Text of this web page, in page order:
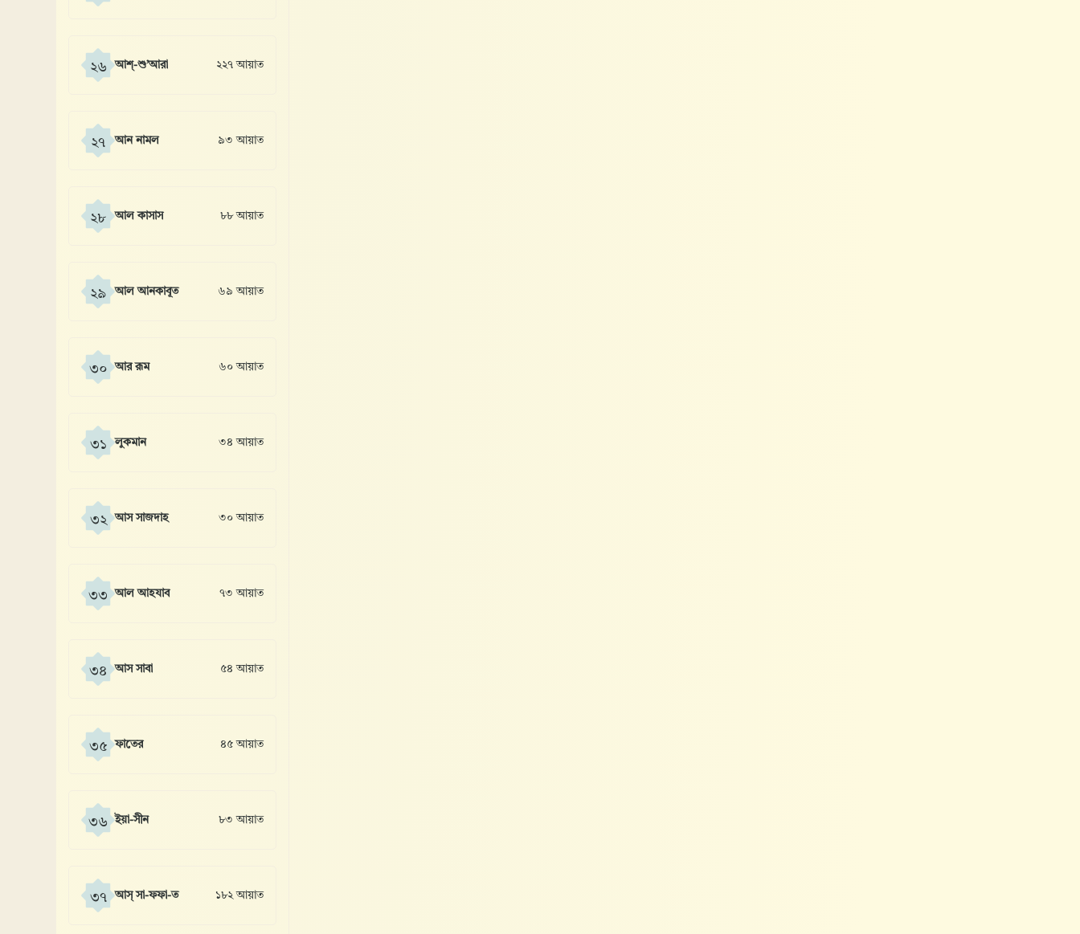
২৬ আশ্-শু’আরা ২২৭ আয়াত
২৭ আন নামল ৯৩ আয়াত
২৮ আল কাসাস ৮৮ আয়াত
২৯ আল আনকাবূত ৬৯ আয়াত
৩০ আর রূম ৬০ আয়াত
৩১ লুকমান ৩৪ আয়াত
৩২ আস সাজদাহ ৩০ আয়াত
৩৩ আল আহযাব ৭৩ আয়াত
৩৪ আস সাবা ৫৪ আয়াত
৩৫ ফাতের ৪৫ আয়াত
৩৬ ইয়া-সীন ৮৩ আয়াত
৩৭ আস্ সা-ফফা-ত ১৮২ আয়াত